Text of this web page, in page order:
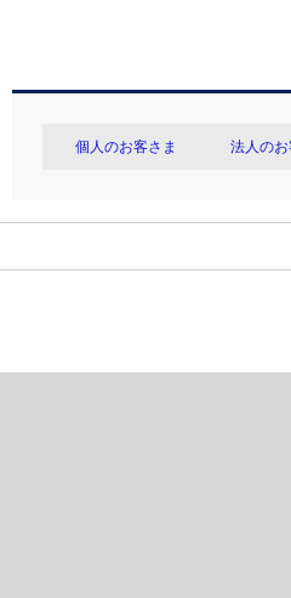
個人のお客さま 法人のお